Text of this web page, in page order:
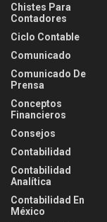
Chistes Para
Contadores
Ciclo Contable
Comunicado
Comunicado De
Prensa
Conceptos
Financieros
Consejos
Contabilidad
Contabilidad
Analítica
Contabilidad En
México